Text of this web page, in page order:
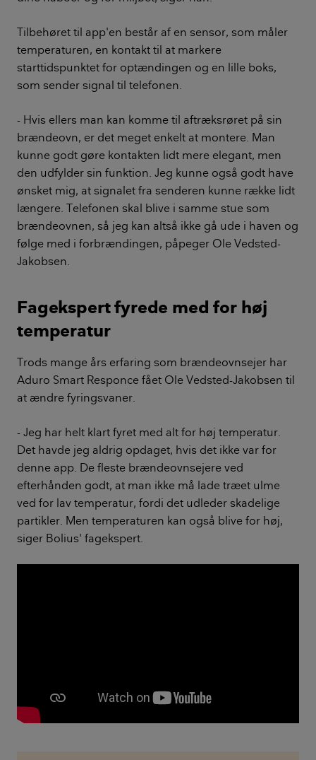
Tilbehøret til app'en består af en sensor, som måler
temperaturen, en kontakt til at markere
starttidspunktet for optændingen og en lille boks,
som sender signal til telefonen.
- Hvis ellers man kan komme til aftræksrøret på sin
brændeovn, er det meget enkelt at montere. Man
kunne godt gøre kontakten lidt mere elegant, men
den udfylder sin funktion. Jeg kunne også godt have
ønsket mig, at signalet fra senderen kunne række lidt
længere. Telefonen skal blive i samme stue som
brændeovnen, så jeg kan altså ikke gå ude i haven og
følge med i forbrændingen, påpeger Ole Vedsted-
Jakobsen.
Fagekspert fyrede med for høj
temperatur
Trods mange års erfaring som brændeovnsejer har
Aduro Smart Responce fået Ole Vedsted-Jakobsen til
at ændre fyringsvaner.
- Jeg har helt klart fyret med alt for høj temperatur.
Det havde jeg aldrig opdaget, hvis det ikke var for
denne app. De fleste brændeovnsejere ved
efterhånden godt, at man ikke må lade træet ulme
ved for lav temperatur, fordi det udleder skadelige
partikler. Men temperaturen kan også blive for høj,
siger Bolius' fagekspert.